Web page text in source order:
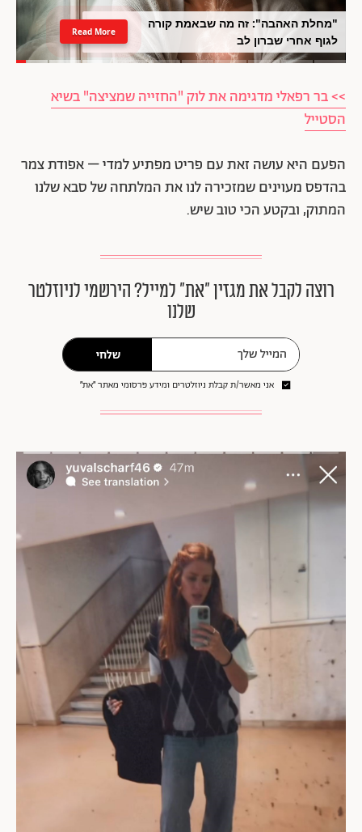
"מחלת האהבה": זה מה שבאמת קורה
לגוף אחרי שברון לב
Read More
>> בר רפאלי מדגימה את לוק "החזייה שמציצה" בשיא
הסטייל
הפעם היא עושה זאת עם פריט מפתיע למדי – אפודת צמר
בהדפס מעוינים שמזכירה לנו את המלתחה של סבא שלנו
המתוק, ובקטע הכי טוב שיש.
רוצה לקבל את מגזין ״את״ למייל? הירשמי לניוזלטר
שלנו
שלחי
אני מאשר/ת קבלת ניוזלטרים ומידע פרסומי מאתר ״את״